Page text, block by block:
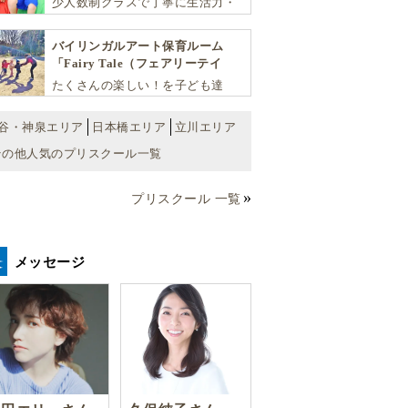
能性を広げます！
バイリンガルアート保育ルーム
「Fairy Tale（フェアリーテイ
ル）」
たくさんの楽しい！を子ども達
ラムとバイリンガル保育で子供達
の『生きる力』を育てます。
・神泉エリア 日本橋エリア
立川エリア
の他人気のプリスクール一覧
プリスクール 一覧
メッセージ